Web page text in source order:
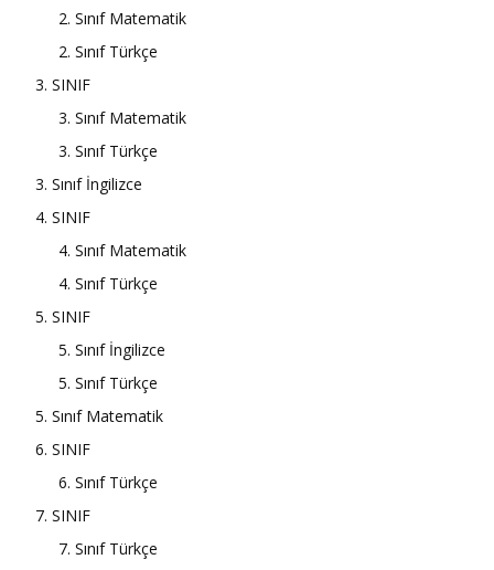
2. Sınıf Matematik
2. Sınıf Türkçe
3. SINIF
3. Sınıf Matematik
3. Sınıf Türkçe
3. Sınıf İngilizce
4. SINIF
4. Sınıf Matematik
4. Sınıf Türkçe
5. SINIF
5. Sınıf İngilizce
5. Sınıf Türkçe
5. Sınıf Matematik
6. SINIF
6. Sınıf Türkçe
7. SINIF
7. Sınıf Türkçe